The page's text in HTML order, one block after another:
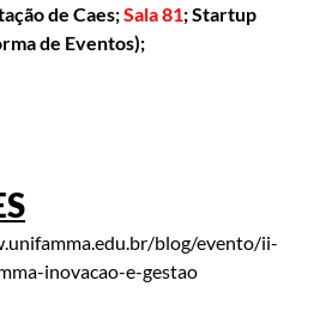
de Caes;Sala 81; Startup
de Eventos);
blog/evento/ii-
inovacao-e-gestao